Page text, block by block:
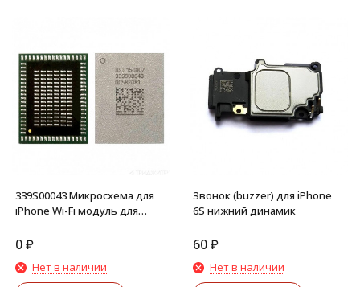
339S00043 Микросхема для
iPhone Wi-Fi модуль для
0₽
Нет в наличии
Звонок (buzzer) для iPhone
6S нижний динамик
60₽
Нет в наличии